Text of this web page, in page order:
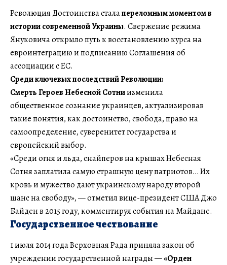
Революция Достоинства сталапереломным моментом в
истории современной Украины. Свержение режима
Януковича открыло путь к восстановлению курса на
евроинтеграцию и подписанию Соглашения об
ассоциации с ЕС.
Среди ключевых последствий Революции:
Смерть Героев Небесной Сотниизменила
общественное сознание украинцев, актуализировав
такие понятия, как достоинство, свобода, право на
самоопределение, суверенитет государства и
европейский выбор.
«Среди огня и льда, снайперов на крышах Небесная
Сотня заплатила самую страшную цену патриотов… Их
кровь и мужество дают украинскому народу второй
шанс на свободу», — отметил вице-президент США Джо
Байден в 2015 году, комментируя события на Майдане.
Государственное чествование
1 июля 2014 года Верховная Рада приняла закон об
учреждении государственной награды —«Орден